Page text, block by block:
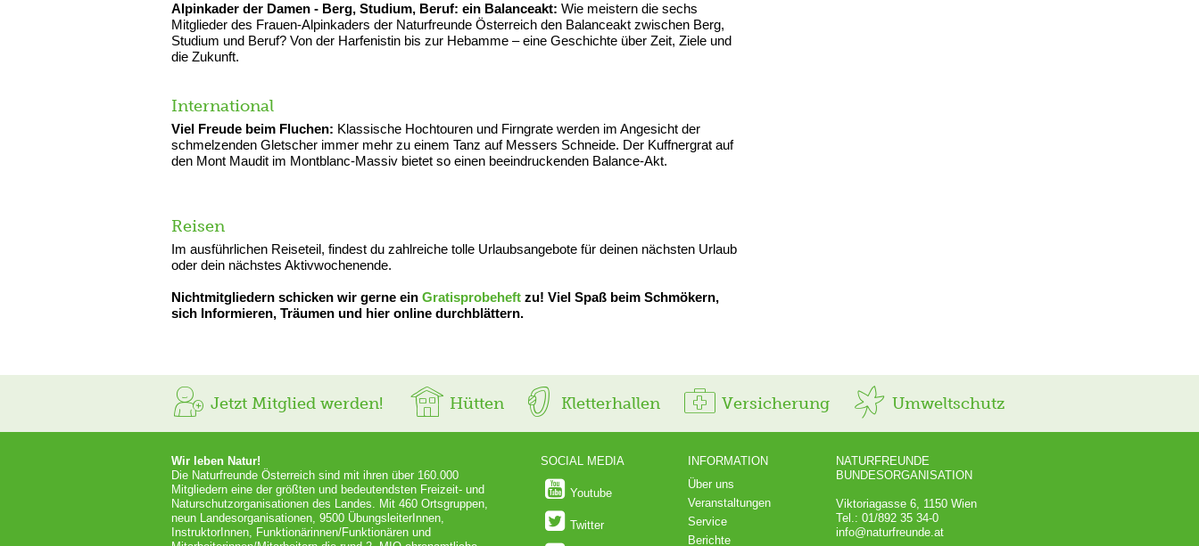
Alpinkader der Damen - Berg, Studium, Beruf: ein Balanceakt: Wie meistern die sechs
Mitglieder des Frauen-Alpinkaders der Naturfreunde Österreich den Balanceakt zwischen Berg,
Studium und Beruf? Von der Harfenistin bis zur Hebamme – eine Geschichte über Zeit, Ziele und
die Zukunft.
International
Viel Freude beim Fluchen: Klassische Hochtouren und Firngrate werden im Angesicht der
schmelzenden Gletscher immer mehr zu einem Tanz auf Messers Schneide. Der Kuffnergrat auf
den Mont Maudit im Montblanc-Massiv bietet so einen beeindruckenden Balance-Akt.
Reisen
Im ausführlichen Reiseteil, findest du zahlreiche tolle Urlaubsangebote für deinen nächsten Urlaub
oder dein nächstes Aktivwochenende.
Nichtmitgliedern schicken wir gerne ein Gratisprobeheft zu! Viel Spaß beim Schmökern,
sich Informieren, Träumen und hier online durchblättern.
Jetzt Mitglied werden! Hütten Kletterhallen Versicherung Umweltschutz
Wir leben Natur!
Die Naturfreunde Österreich sind mit ihren über 160.000
Mitgliedern eine der größten und bedeutendsten Freizeit- und
Naturschutzorganisationen des Landes. Mit 460 Ortsgruppen,
neun Landesorganisationen, 9500 ÜbungsleiterInnen,
InstruktorInnen, Funktionärinnen/Funktionären und
SOCIAL MEDIA
Youtube
Twitter
INFORMATION
Über uns
Veranstaltungen
Service
Berichte
NATURFREUNDE
BUNDESORGANISATION
Viktoriagasse 6, 1150 Wien
Tel.: 01/892 35 34-0
info@naturfreunde.at